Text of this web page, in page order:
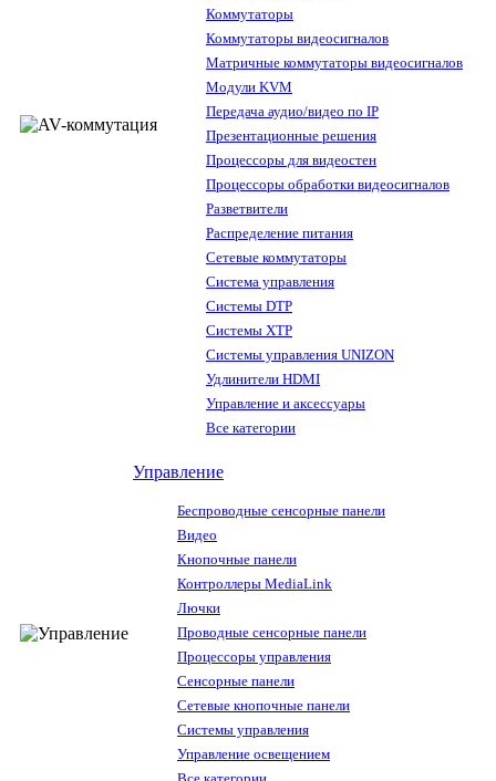
Коммутаторы
Коммутаторы видеосигналов
Матричные коммутаторы видеосигналов
Модули KVM
Передача аудио/видео по IP
Презентационные решения
Процессоры для видеостен
Процессоры обработки видеосигналов
Разветвители
Распределение питания
Сетевые коммутаторы
Система управления
Системы DTP
Системы XTP
Системы управления UNIZON
Удлинители HDMI
Управление и аксессуары
Все категории
Управление
Беспроводные сенсорные панели
Видео
Кнопочные панели
Контроллеры MediaLink
Лючки
Проводные сенсорные панели
Процессоры управления
Сенсорные панели
Сетевые кнопочные панели
Системы управления
Управление освещением